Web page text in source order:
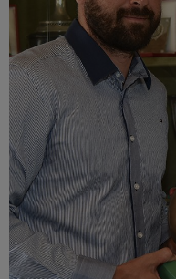
Hírek
Labdarúgás
Szakosztályok
Meccscenter
Klub